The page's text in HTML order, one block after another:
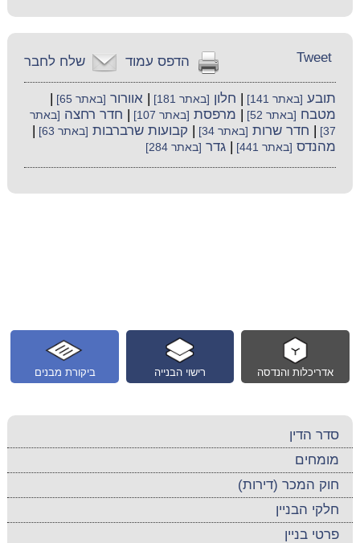
שלח לחבר הדפס עמוד Tweet
תובע [באתר 141] חלון [באתר 181] |אוורור [באתר 65]
מטבח [באתר 52] מרפסת [באתר 107] חדר רחצה [באתר
37]
חדר שרות [באתר 34] קבועות שרברבות [באתר 63]
מהנדס [באתר 441] |גדר [באתר 284]
ביקורת מבנים רישוי הבנייה אדריכלות והנדסה
סדר הדין
מומחים
חוק המכר (דירות)
חלקי הבניין
פרטי בניין